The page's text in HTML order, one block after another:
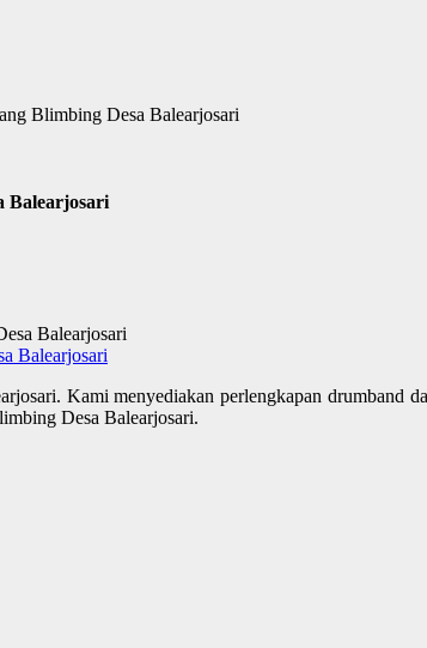
Blimbing Desa Balearjosari
Balearjosari
Balearjosari
Kami menyediakan perlengkapan drumband
Desa Balearjosari.